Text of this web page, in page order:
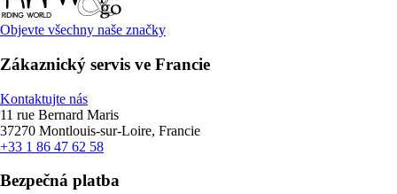
Objevte všechny naše značky
Zákaznický servis ve Francie
Kontaktujte nás
11 rue Bernard Maris
37270 Montlouis-sur-Loire, Francie
+33 1 86 47 62 58
Bezpečná platba